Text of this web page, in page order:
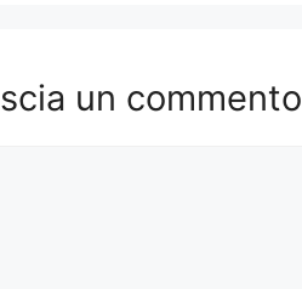
un commento